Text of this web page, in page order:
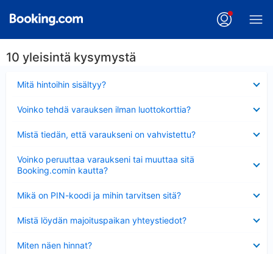
10 yleisintä kysymystä
Mitä hintoihin sisältyy?
Voinko tehdä varauksen ilman luottokorttia?
Mistä tiedän, että varaukseni on vahvistettu?
Voinko peruuttaa varaukseni tai muuttaa sitä
Booking.comin kautta?
Mikä on PIN-koodi ja mihin tarvitsen sitä?
Mistä löydän majoituspaikan yhteystiedot?
Miten näen hinnat?